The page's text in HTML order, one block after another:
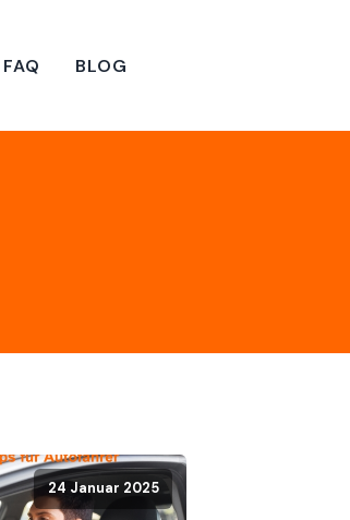
FAQ BLOG
24 Januar 2025